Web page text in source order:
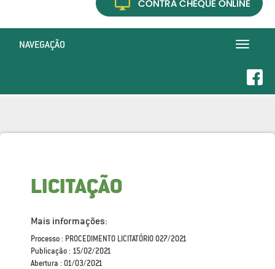
Toggle
NAVEGAÇÃO
LICITAÇÃO
Mais informações:
Processo : PROCEDIMENTO LICITATÓRIO 027/2021
Publicação : 15/02/2021
Abertura : 01/03/2021